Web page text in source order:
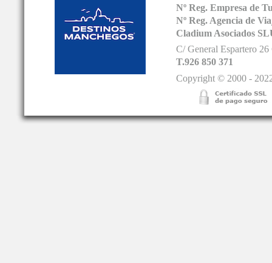
Nº Reg. Empresa de
Nº Reg. Agencia de
Cladium Asociados
C/ General Espartero
T.926 850 371
Copyright © 2000 -